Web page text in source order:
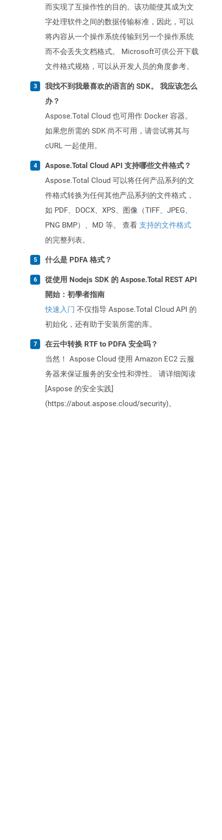
而实现了互操作性的目的。该功能使其成为文
字处理软件之间的数据传输标准，因此，可以
将内容从一个操作系统传输到另一个操作系统
而不会丢失文档格式。 Microsoft可供公开下载
文件格式规格，可以从开发人员的角度参考。
我找不到我最喜欢的语言的 SDK。 我应该怎么
办？
Aspose.Total Cloud 也可用作 Docker 容器。
如果您所需的 SDK 尚不可用，请尝试将其与
cURL 一起使用。
Aspose.Total Cloud API 支持哪些文件格式？
Aspose.Total Cloud 可以将任何产品系列的文
件格式转换为任何其他产品系列的文件格式，
如 PDF、DOCX、XPS、图像（TIFF、JPEG、
PNG BMP）、MD 等。 查看 支持的文件格式
的完整列表。
什么是 PDFA 格式？
從使用 Nodejs SDK 的 Aspose.Total REST API
開始：初學者指南
快速入门 不仅指导 Aspose.Total Cloud API 的
初始化，还有助于安装所需的库。
在云中转换 RTF to PDFA 安全吗？
当然！ Aspose Cloud 使用 Amazon EC2 云服
务器来保证服务的安全性和弹性。 请详细阅读
[Aspose 的安全实践]
(https://about.aspose.cloud/security)。